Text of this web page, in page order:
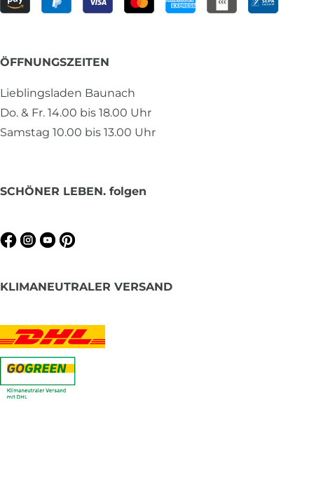
ÖFFNUNGSZEITEN
Lieblingsladen Baunach
Do. & Fr. 14.00 bis 18.00 Uhr
Samstag 10.00 bis 13.00 Uhr
SCHÖNER LEBEN. folgen
KLIMANEUTRALER VERSAND